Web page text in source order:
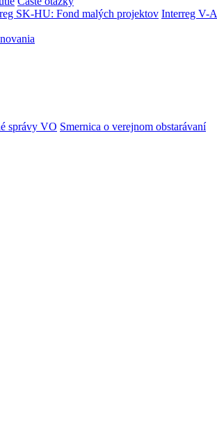
SK-HU: Fond malých projektov Interreg V-A
správy VO Smernica o verejnom obstarávaní